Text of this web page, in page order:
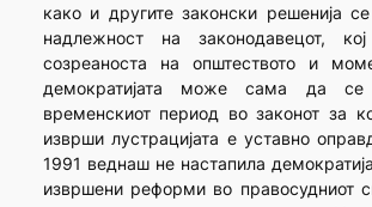
како и другите законски решенија
надлежност на законодавецот,
созреаноста на општеството и
демократијата може сама да
временскиот период во законот за
изврши лустрацијата е уставно
1991 веднаш не настапила
извршени реформи во правосудниот